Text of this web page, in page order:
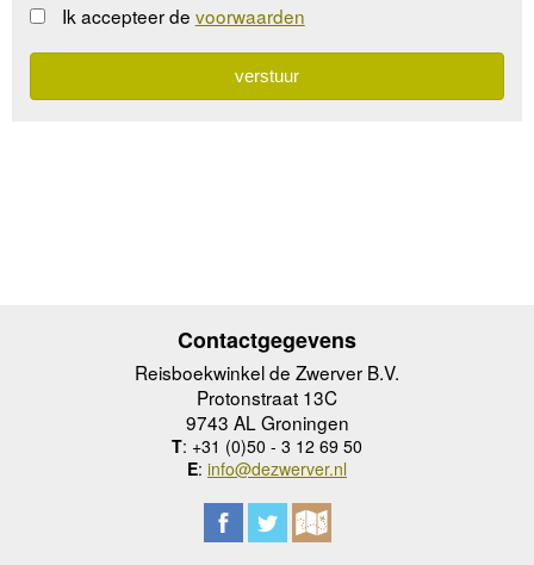
Ik accepteer de voorwaarden
Contactgegevens
Reisboekwinkel de Zwerver B.V.
Protonstraat 13C
9743 AL Groningen
T: +31 (0)50 - 3 12 69 50
E: info@dezwerver.nl